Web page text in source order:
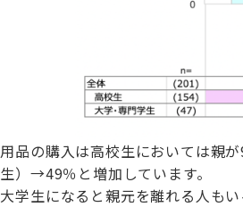
用品の購入は高校生においては親
生）→49％と増加しています。
大学生になると親元を離れる人も